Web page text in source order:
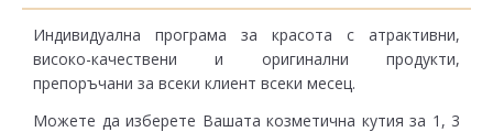
Индивидуална програма за красота с атрактивни,
високо-качествени и оригинални продукти,
препоръчани за всеки клиент всеки месец.
Можете да изберете Вашата козметична кутия за 1, 3